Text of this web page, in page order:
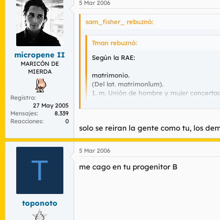
micropene II
MARICÓN DE
MIERDA
Registro
27 May 2005
Mensajes
8.339
Reacciones
0
5 Mar 2006
sam_fisher_ rebuznó:
Tman rebuznó:
Según la RAE:
matrimonio.
(Del lat. matrimonĭum).
1. m. Unión de hombre y mujer
que una aberración lingüística.
tienen derecho. En la adopción el único
para poder incorporar a su educación
ESTOY COMPLETAMENTE DE ACUERDO
que por ganar la hostia
solo se reiran la gente como tu, los
T
toponoto
5 Mar 2006
me cago en tu progenitor B